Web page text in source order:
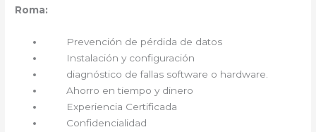
Roma:
Prevención de pérdida de datos
Instalación y configuración
diagnóstico de fallas software o hardware
Ahorro en tiempo y dinero
Experiencia Certificada
Confidencialidad